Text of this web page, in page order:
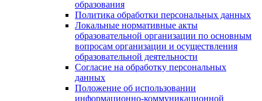
образования
Политика обработки персональных данных
Локальные нормативные акты
образовательной организации по основным
вопросам организации и осуществления
образовательной деятельности
Согласие на обработку персональных
данных
Положение об использовании
информационно-коммуникационной